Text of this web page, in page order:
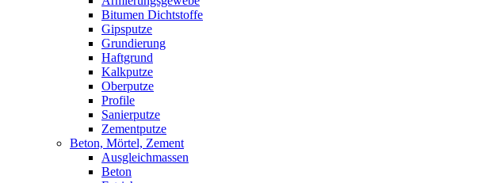
Bitumen Dichtstoffe
Gipsputze
Grundierung
Haftgrund
Kalkputze
Oberputze
Profile
Sanierputze
Zementputze
Beton, Mörtel, Zement
Ausgleichmassen
Beton